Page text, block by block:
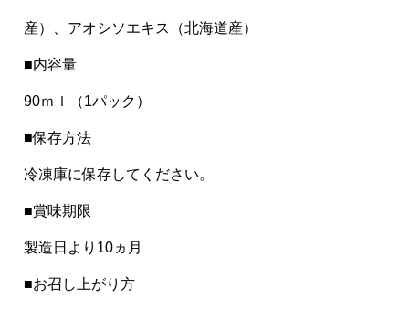
産）、アオシソエキス（北海道産）
■内容量
90ｍｌ（1パック）
■保存方法
冷凍庫に保存してください。
■賞味期限
製造日より10ヵ月
■お召し上がり方